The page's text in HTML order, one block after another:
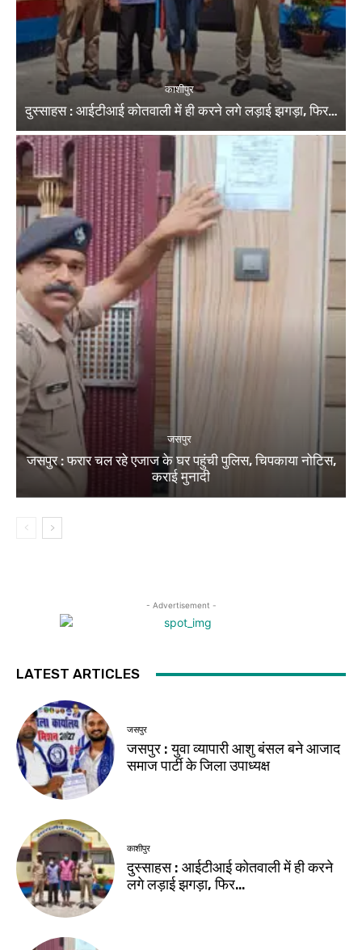
काशीपुर
दुस्साहस : आईटीआई कोतवाली में ही करने लगे लड़ाई झगड़ा, फिर…
जसपुर
जसपुर : फरार चल रहे एजाज के घर पहुंची पुलिस, चिपकाया नोटिस,
कराई मुनादी
- Advertisement -
LATEST ARTICLES
जसपुर
जसपुर : युवा व्यापारी आशु बंसल बने आजाद
समाज पार्टी के जिला उपाध्यक्ष
काशीपुर
दुस्साहस : आईटीआई कोतवाली में ही करने
लगे लड़ाई झगड़ा, फिर…